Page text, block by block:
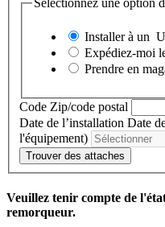
Sélectionnez une option
Installer à un
Expédiez-moi
Prendre en
Code Zip/code postal
Date de l’installation Date
l'équipement)
Trouver des attaches
Veuillez tenir compte de
remorqueur.